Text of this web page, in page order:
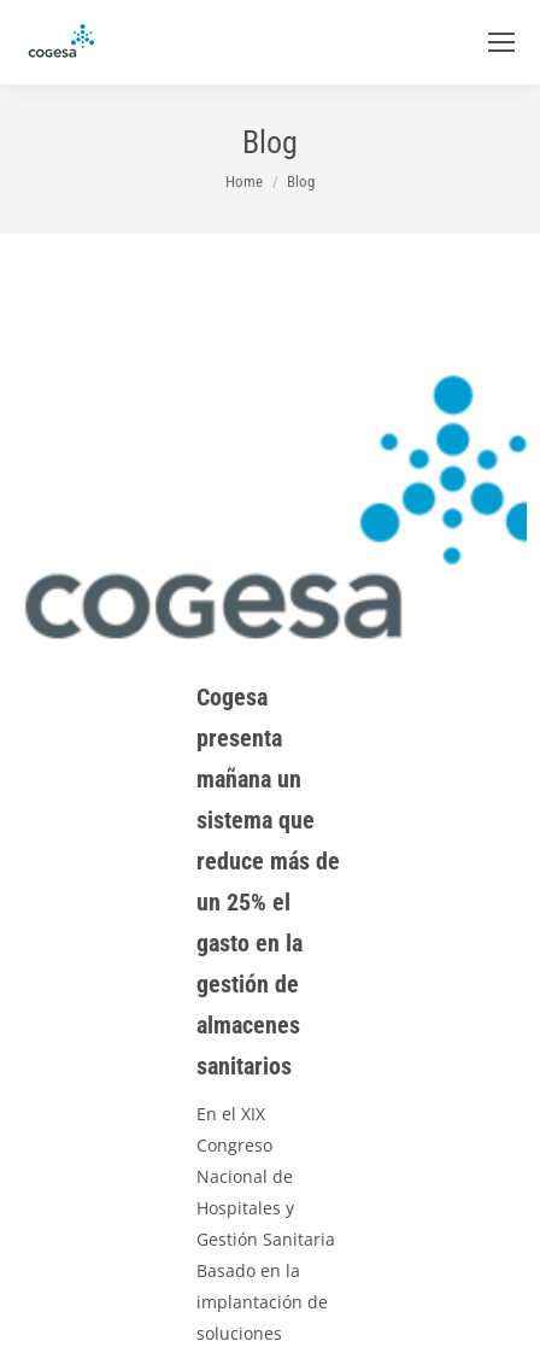
Blog
You are here:
Home Blog
Cogesa
presenta
mañana un
sistema que
reduce más de
un 25% el
gasto en la
gestión de
almacenes
sanitarios
En el XIX
Congreso
Nacional de
Hospitales y
Gestión Sanitaria
Basado en la
implantación de
soluciones